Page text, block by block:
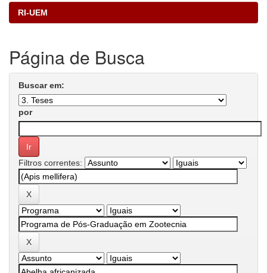
RI-UEM
Página de Busca
Buscar em:
por
Filtros correntes: